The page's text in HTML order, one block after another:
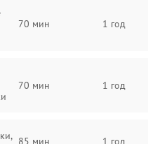
70 мин 1 год
70 мин 1 год
85 мин 1 год